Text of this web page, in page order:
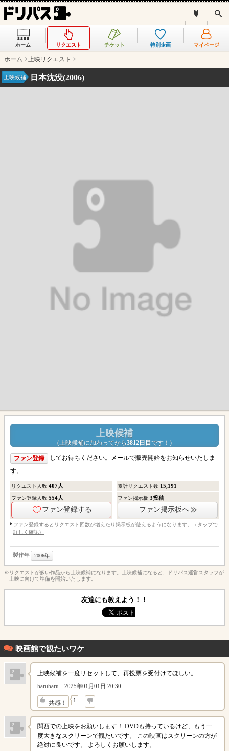
ス
ホーム リクエスト チケット 特別企画 マイページ
ホーム 上映リクエスト
日本沈没(2006)
上映候補
上映候補
(上映候補に加わってから3812日目 です！ )
ファン登録
してお待ちください。メールで販売開始をお知らせいたしま
す。
リクエスト人数 407人 累計リクエスト数 15,191
ファン登録人数 554人
ファン登録する
ファン掲示板3投稿
ファン掲示板へ
ファン登録するとリクエスト回数が増えたり掲示板が使えるようになります。（タップで
詳しく確認）
製作年 2006年
※リクエストが多い作品から上映候補になります。上映候補になると、ドリパス運営スタッフが
上映に向けて準備を開始いたします。
友達にも教えよう！！
映画館で観たいワケ
上映候補を一度リセットして、再投票を受付けてほしい。
haruharu 2025年01月01日 20:30
共感！ 1
↓
関西での上映をお願いします！ DVDも持っているけど、もう一
度大きなスクリーンで観たいです。 この映画はスクリーンの方が
絶対に良いです。 よろしくお願いします。